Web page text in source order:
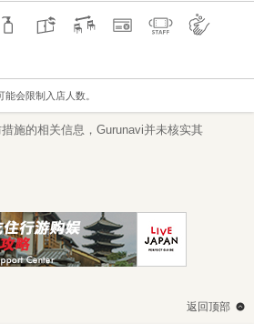
能会限制入店人数。
施的相关信息，Gurunavi并未核实其
返回顶部